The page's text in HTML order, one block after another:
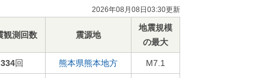
2026年08月08日03:30更新
観測回数 震源地
地震規模
の最大
334回 熊本県熊本地方 M7.1